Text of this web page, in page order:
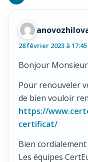
28 février 2023 à 17:45
Bonjour Monsieur
Pour renouveler
de bien vouloir
https://
certificat/
Bien cordialement
Les équipes